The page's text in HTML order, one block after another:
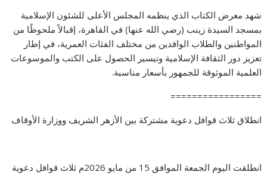
شهد معرض الكتاب الذي ينظمه المجلس الأعلى للشئون الإسلامية
بمسجد السيدة زينب (رضي الله عنها) في القاهرة، إقبالاً ملحوظًا من
المواطنين والطلاب الوافدين من مختلف الفئات العمرية، في إطار
تعزيز دور الثقافة الإسلامية وتيسير الحصول على الكتب والموسوعات
العلمية الموثوقة للجمهور بأسعار مناسبة.
=================
انطلاق ثلاث قوافل دعوية مشتركة بين الأزهر الشريف ووزارة الأوقاف
انطلقت اليوم الجمعة الموافق 15 من مايو 2026م ثلاث قوافل دعوية